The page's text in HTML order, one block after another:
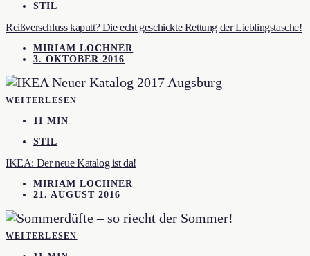
STIL
Reißverschluss kaputt? Die echt geschickte Rettung der Lieblingstasche!
MIRIAM LOCHNER
3. OKTOBER 2016
WEITERLESEN
11 MIN
STIL
IKEA: Der neue Katalog ist da!
MIRIAM LOCHNER
21. AUGUST 2016
WEITERLESEN